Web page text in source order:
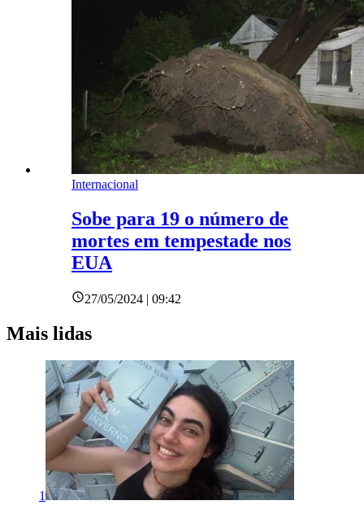
Internacional
Sobe para 19 o número de
mortes em tempestade nos
EUA
27/05/2024 | 09:42
Mais lidas
1